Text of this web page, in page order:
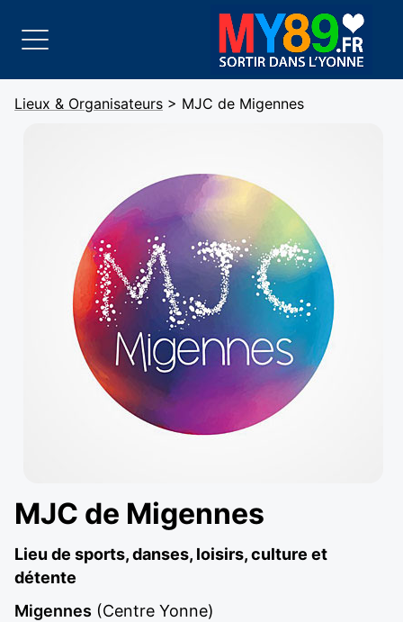
Lieux & Organisateurs > MJC de Migennes
MJC de Migennes
Lieu de sports, danses, loisirs, culture et
détente
Migennes (Centre Yonne)